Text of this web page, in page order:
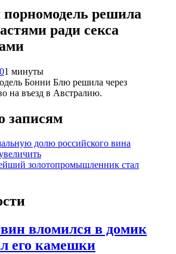
решила
ради секса
01 минуты
Бонни Блю решила через
на въезд в Австралию.
записям
долю российского вина
золотопромышленник стал
вломился в домик
его камешки